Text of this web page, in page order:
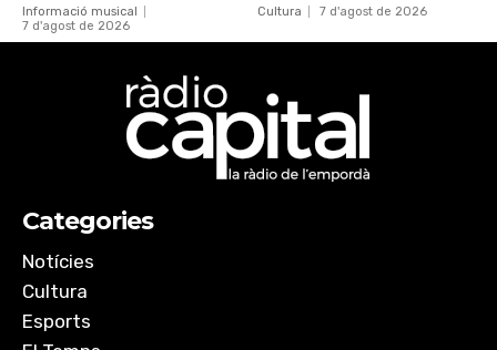
Informació musical
7 d'agost de 2026
Cultura 7 d'agost de 2026
Categories
Notícies
Cultura
Esports